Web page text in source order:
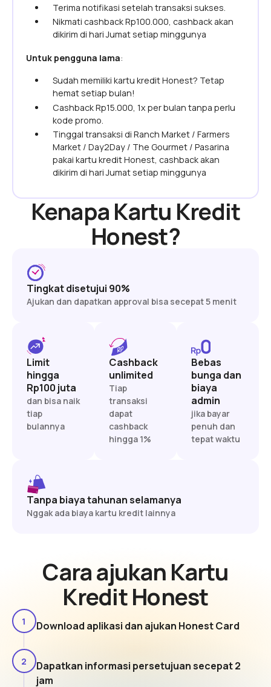
Terima notifikasi setelah transaksi sukses.
Nikmati cashback Rp100.000, cashback akan
dikirim di hari Jumat setiap minggunya
Untuk pengguna lama‍:
Sudah memiliki kartu kredit Honest? Tetap
hemat setiap bulan!
Cashback Rp15.000, 1x per bulan tanpa perlu
kode promo.
Tinggal transaksi di Ranch Market / Farmers
Market / Day2Day / The Gourmet / Pasarina
pakai kartu kredit Honest, cashback akan
dikirim di hari Jumat setiap minggunya
Kenapa Kartu Kredit
Honest?
Tingkat disetujui 90%
Ajukan dan dapatkan approval bisa secepat 5 menit
Limit
hingga
Rp100 juta
dan bisa naik
tiap
bulannya
Cashback
unlimited
Tiap
transaksi
dapat
cashback
hingga 1%
Bebas
bunga dan
biaya
admin
jika bayar
penuh dan
tepat waktu
Tanpa biaya tahunan selamanya
Nggak ada biaya kartu kredit lainnya
Cara ajukan Kartu
Kredit Honest
1 Download aplikasi dan ajukan Honest Card
2
Dapatkan informasi persetujuan secepat 2
jam